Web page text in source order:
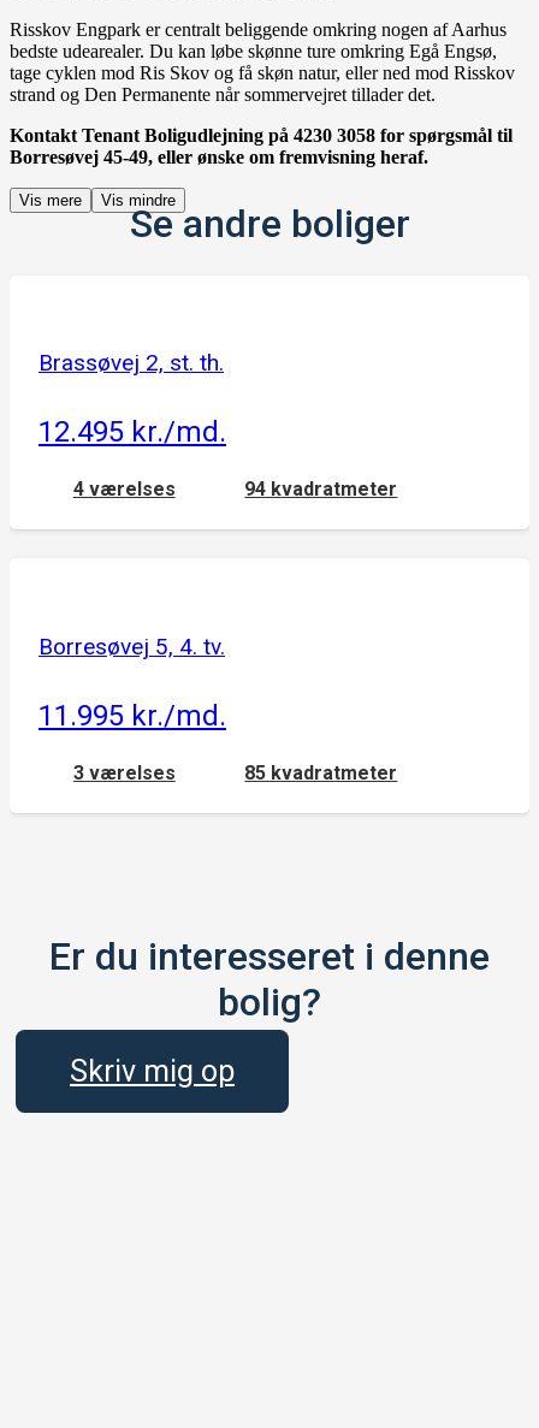
Risskov Engpark er centralt beliggende omkring nogen af Aarhus
bedste udearealer. Du kan løbe skønne ture omkring Egå Engsø,
tage cyklen mod Ris Skov og få skøn natur, eller ned mod Risskov
strand og Den Permanente når sommervejret tillader det.
Kontakt Tenant Boligudlejning på 4230 3058 for spørgsmål til
Borresøvej 45-49, eller ønske om fremvisning heraf.
Vis mere Vis mindre
Se andre boliger
Brassøvej 2, st. th.
12.495 kr./md.
4 værelses 94 kvadratmeter
Borresøvej 5, 4. tv.
11.995 kr./md.
3 værelses 85 kvadratmeter
Er du interesseret i denne
bolig?
Skriv mig op